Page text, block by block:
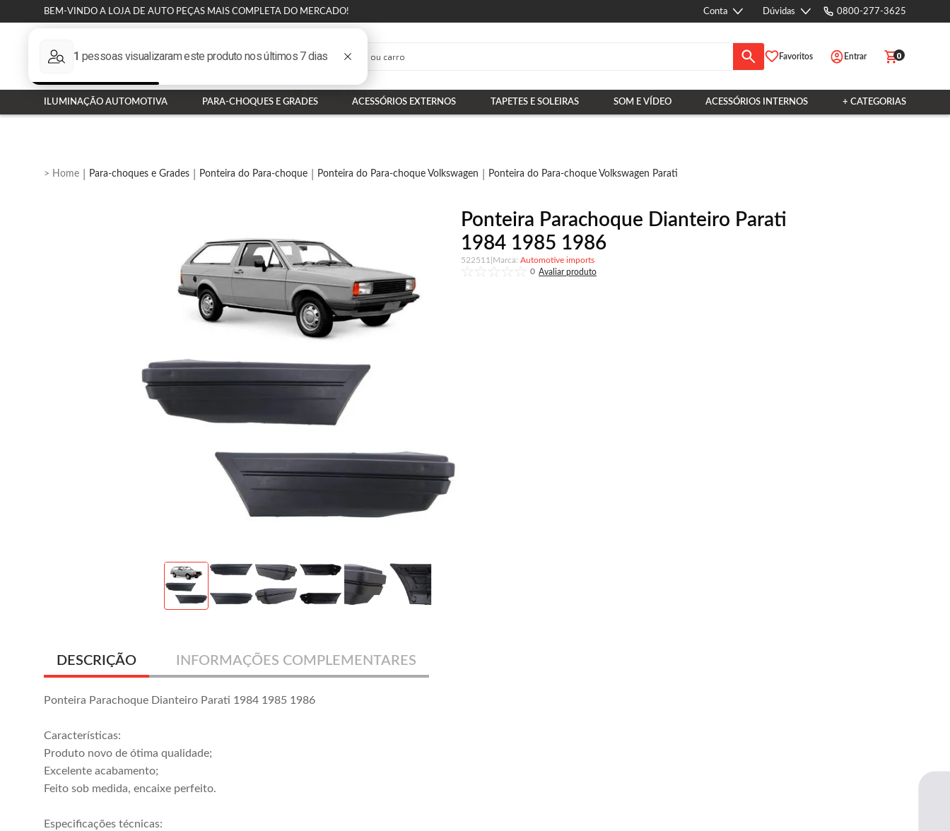
BEM-VINDO A LOJA DE AUTO PEÇAS MAIS COMPLETA DO MERCADO! Conta Dúvidas 0800-277-3625
Favoritos Entrar 0
ILUMINAÇÃO AUTOMOTIVA PARA-CHOQUES E GRADES ACESSÓRIOS EXTERNOS TAPETES E SOLEIRAS SOM E VÍDEO ACESSÓRIOS INTERNOS + CATEGORIAS
Para-choques e Grades Ponteira do Para-choque Ponteira do Para-choque Volkswagen Ponteira do Para-choque Volkswagen Parati
Ponteira Parachoque Dianteiro Parati
1984 1985 1986
522511
Automotive imports
0
DESCRIÇÃO INFORMAÇÕES COMPLEMENTARES
Ponteira Parachoque Dianteiro Parati 1984 1985 1986
Características:
Produto novo de ótima qualidade;
Excelente acabamento;
Feito sob medida, encaixe perfeito.
Especificações técnicas: